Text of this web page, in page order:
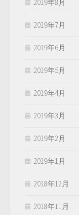
2019年8月
2019年7月
2019年6月
2019年5月
2019年4月
2019年3月
2019年2月
2019年1月
2018年12月
2018年11月